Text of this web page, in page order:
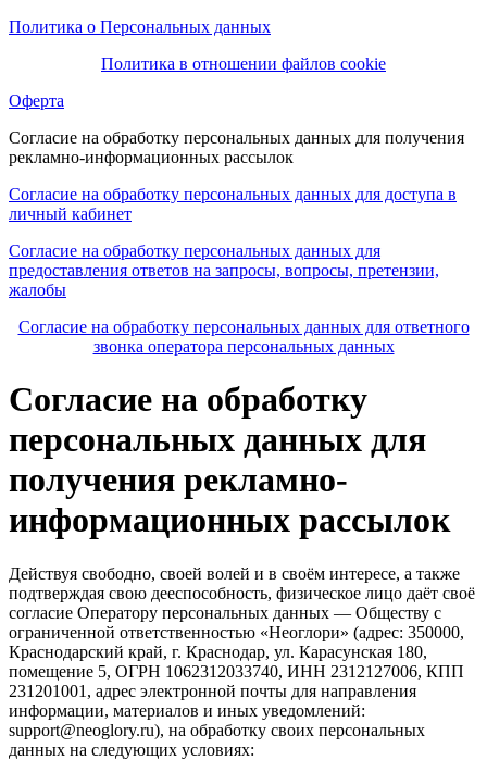
Политика о Персональных данных
Политика в отношении файлов cookie
Оферта
Согласие на обработку персональных данных для получения
рекламно-информационных рассылок
Согласие на обработку персональных данных для доступа в
личный кабинет
Согласие на обработку персональных данных для
предоставления ответов на запросы, вопросы, претензии,
жалобы
Согласие на обработку персональных данных для ответного
звонка оператора персональных данных
Согласие на обработку
персональных данных для
получения рекламно-
информационных рассылок
Действуя свободно, своей волей и в своём интересе, а также
подтверждая свою дееспособность, физическое лицо даёт своё
согласие Оператору персональных данных — Обществу с
ограниченной ответственностью «Неоглори» (адрес: 350000,
Краснодарский край, г. Краснодар, ул. Карасунская 180,
помещение 5, ОГРН 1062312033740, ИНН 2312127006, КПП
231201001 , адрес электронной почты для направления
информации, материалов и иных уведомлений:
support@neoglory.ru), на обработку своих персональных
данных на следующих условиях: